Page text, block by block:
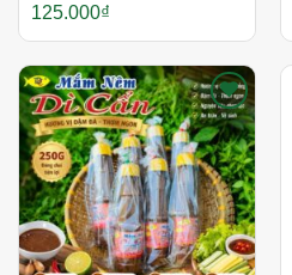
125.000₫
Thích